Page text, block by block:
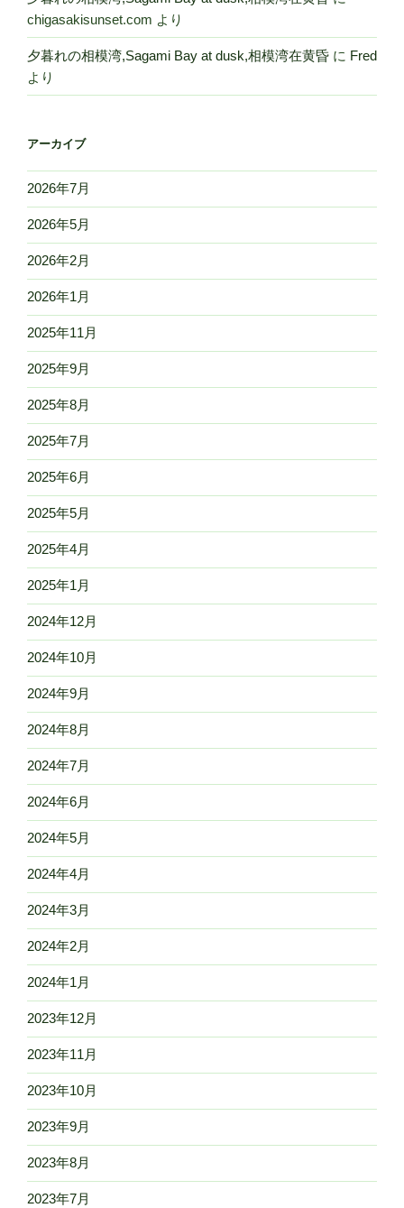
chigasakisunset.com より
夕暮れの相模湾,Sagami Bay at dusk,相模湾在黄昏 に Fred
より
アーカイブ
2026年7月
2026年5月
2026年2月
2026年1月
2025年11月
2025年9月
2025年8月
2025年7月
2025年6月
2025年5月
2025年4月
2025年1月
2024年12月
2024年10月
2024年9月
2024年8月
2024年7月
2024年6月
2024年5月
2024年4月
2024年3月
2024年2月
2024年1月
2023年12月
2023年11月
2023年10月
2023年9月
2023年8月
2023年7月